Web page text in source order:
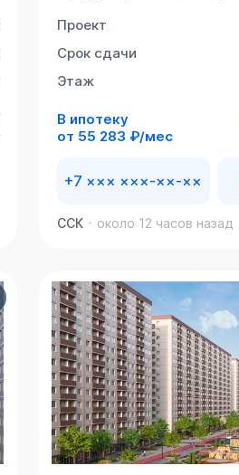
Проект
Срок сдачи
Этаж
В ипотеку
от 55 283 ₽/мес
+7 ××× ×××-××-××
ССК около 12 часов назад